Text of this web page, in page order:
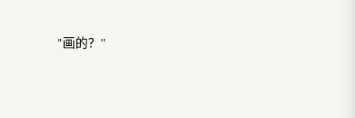
"画的？"